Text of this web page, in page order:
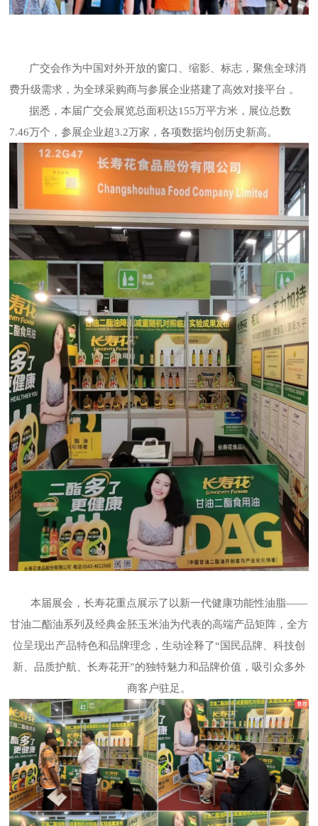
广交会作为中国对外开放的窗口、缩影、标志，聚焦全球消
费升级需求，为全球采购商与参展企业搭建了高效对接平台 。
据悉，本届广交会展览总面积达155万平方米，展位总数
7.46万个，参展企业超3.2万家，各项数据均创历史新高。
本届展会，长寿花重点展示了以新一代健康功能性油脂——
甘油二酯油系列及经典金胚玉米油为代表的高端产品矩阵，全方
位呈现出产品特色和品牌理念，生动诠释了“国民品牌、科技创
新、品质护航、长寿花开”的独特魅力和品牌价值，吸引众多外
商客户驻足。